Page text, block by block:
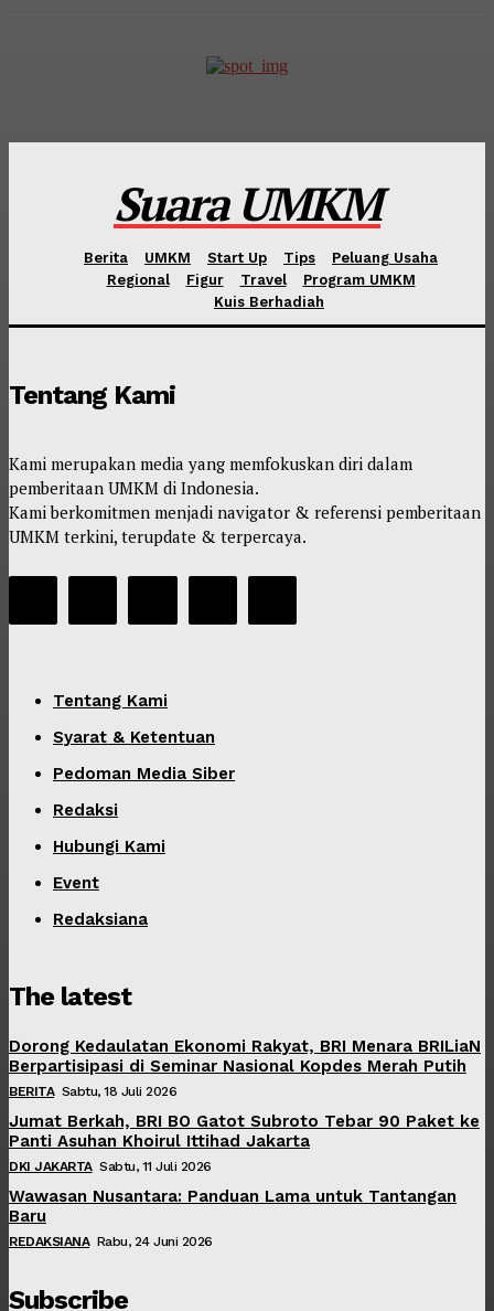
Suara UMKM
Berita UMKM Start Up Tips
Peluang Usaha
Regional
Figur Travel
Program UMKM
Kuis Berhadiah
Tentang Kami
Kami merupakan media yang memfokuskan diri dalam
pemberitaan UMKM di Indonesia.
Kami berkomitmen menjadi navigator & referensi pemberitaan
UMKM terkini, terupdate & terpercaya.
Tentang Kami
Syarat & Ketentuan
Pedoman Media Siber
Redaksi
Hubungi Kami
Event
Redaksiana
The latest
Dorong Kedaulatan Ekonomi Rakyat, BRI Menara BRILiaN
Berpartisipasi di Seminar Nasional Kopdes Merah Putih
BERITA Sabtu, 18 Juli 2026
Jumat Berkah, BRI BO Gatot Subroto Tebar 90 Paket ke
Panti Asuhan Khoirul Ittihad Jakarta
DKI JAKARTA Sabtu, 11 Juli 2026
Wawasan Nusantara: Panduan Lama untuk Tantangan
Baru
REDAKSIANA Rabu, 24 Juni 2026
Subscribe